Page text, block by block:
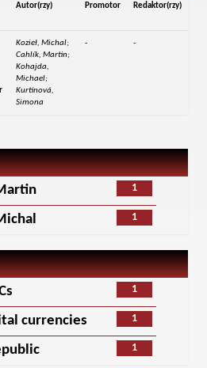
Autor(rzy) Promotor Redaktor(rzy)
Kozieł, Michal;
Cahlík, Martin;
Kohajda,
Michael;
Kurtinová,
Simona
- -
1
1
1
1
currencies
1